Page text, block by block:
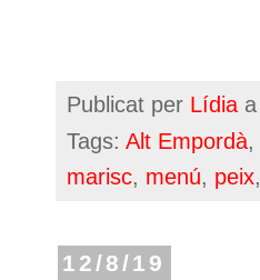
Publicat per Lídia a
Tags: Alt Empordà,
marisc, menú, peix,
12/8/19